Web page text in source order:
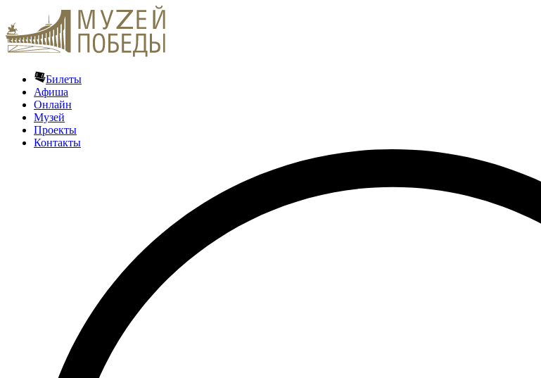
Билеты
Афиша
Онлайн
Музей
Проекты
Контакты